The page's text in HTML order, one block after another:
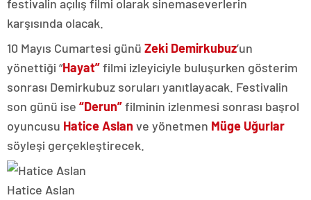
festivalin açılış filmi olarak sinemaseverlerin
karşısında olacak.
10 Mayıs Cumartesi günü Zeki Demirkubuz’un
yönettiği “Hayat”filmi izleyiciyle buluşurken gösterim
sonrası Demirkubuz soruları yanıtlayacak. Festivalin
son günü ise “Derun”filminin izlenmesi sonrası başrol
oyuncusu Hatice Aslan ve yönetmen Müge Uğurlar
söyleşi gerçekleştirecek.
Hatice Aslan